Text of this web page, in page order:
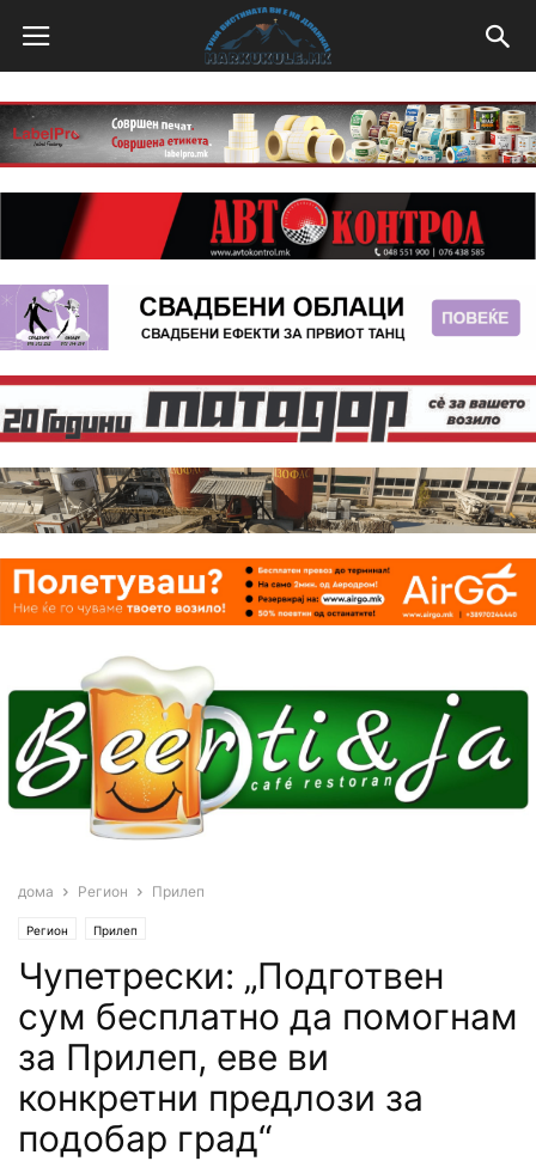
дома Регион Прилеп
Регион Прилеп
Чупетрески: „Подготвен
сум бесплатно да помогнам
за Прилеп, еве ви
конкретни предлози за
подобар град“